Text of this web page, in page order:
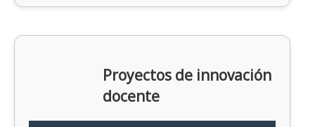
Proyectos de innovación
docente